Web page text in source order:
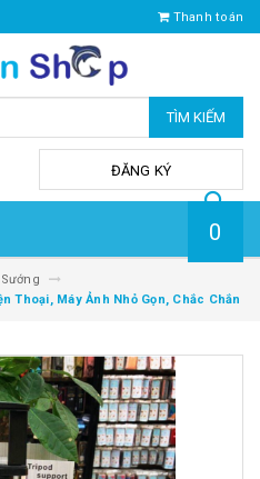
Thanh toán
TÌM KIẾM
ĐĂNG KÝ
0
Thoại, Máy Ảnh Nhỏ Gọn, Chắc Chắn